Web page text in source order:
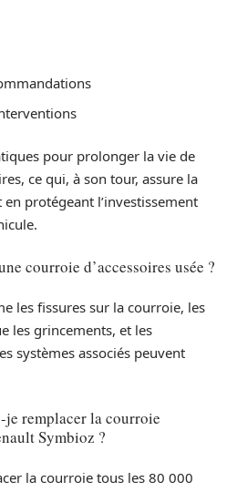
pour prolonger la vie de
ce qui, à son tour, assure la
protégeant l’investissement
courroie d’accessoires usée ?
les fissures sur la courroie, les
les grincements, et les
systèmes associés peuvent
remplacer la courroie
Symbioz ?
la courroie tous les 80 000